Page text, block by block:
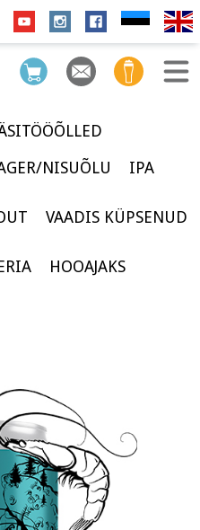
NISUÕLU IPA
VAADIS KÜPSENUD
HOOAJAKS